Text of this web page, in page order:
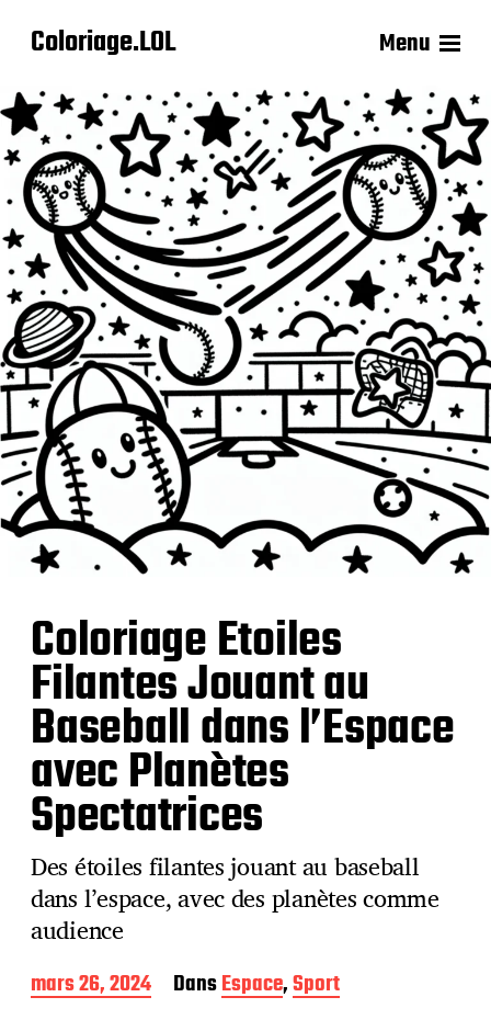
Coloriage.LOL Menu
Coloriage Etoiles
Filantes Jouant au
Baseball dans l’Espace
avec Planètes
Spectatrices
Des étoiles filantes jouant au baseball
dans l’espace, avec des planètes comme
audience
D
a
mars 26, 2024 DansEspace,Sport